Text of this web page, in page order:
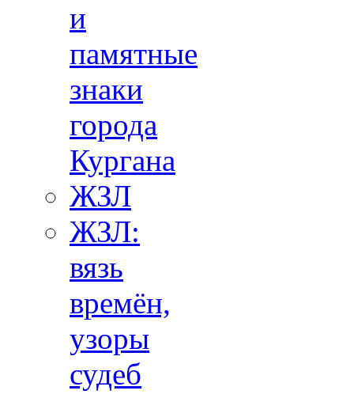
и
памятные
знаки
города
Кургана
ЖЗЛ
ЖЗЛ:
вязь
времён,
узоры
судеб